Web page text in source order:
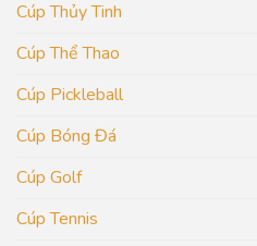
Cúp Thủy Tinh
Cúp Thể Thao
Cúp Pickleball
Cúp Bóng Đá
Cúp Golf
Cúp Tennis